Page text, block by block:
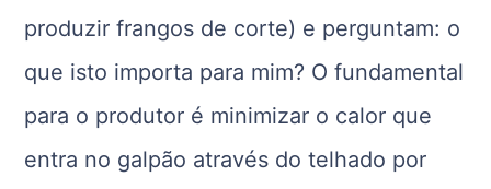
produzir frangos de corte) e perguntam: o
que isto importa para mim? O fundamental
para o produtor é minimizar o calor que
entra no galpão através do telhado por